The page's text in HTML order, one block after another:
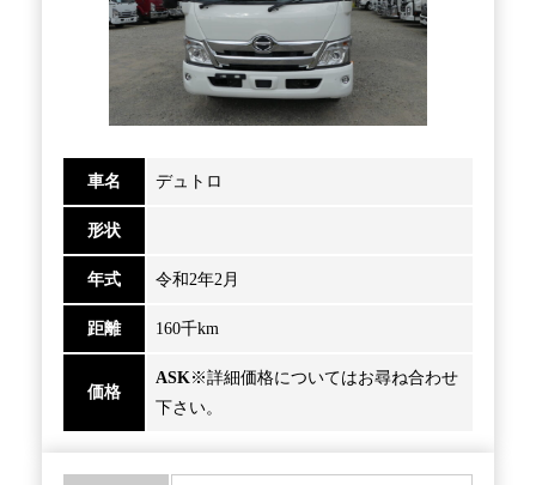
車名 デュトロ
形状
年式 令和2年2月
距離 160千km
価格
ASK※詳細価格についてはお尋ね合わせ
下さい。